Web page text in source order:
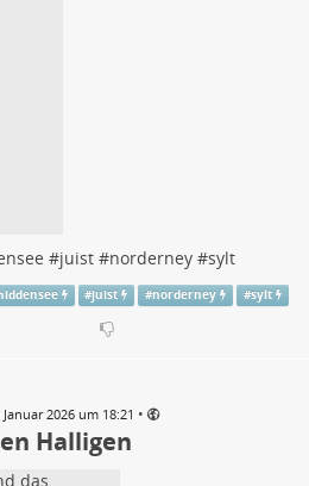
#juist#norderney#sylt
#juist #norderney #sylt
2026 um 18:21 •
Halligen